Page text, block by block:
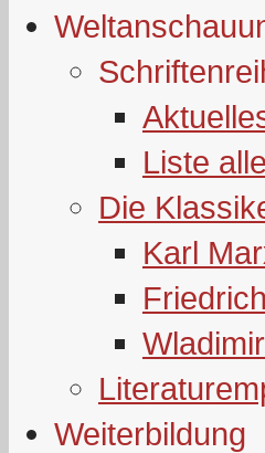
Liste
Die
Karl
Weiterbildung